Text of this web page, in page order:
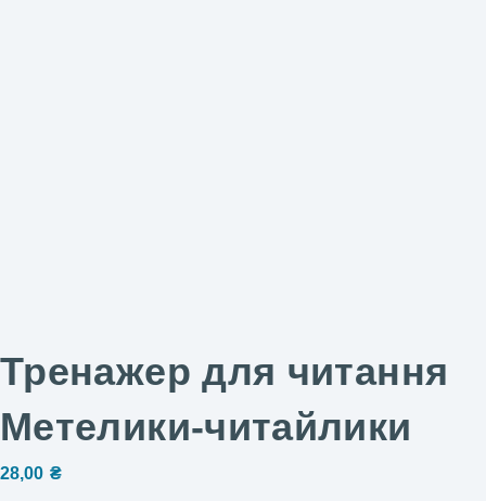
Тренажер для читання
Метелики-читайлики
28,00 ₴